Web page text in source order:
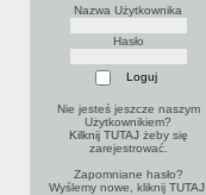
Nazwa Użytkownika
Hasło
Nie jesteś jeszcze naszym
Użytkownikiem?
Kilknij TUTAJżeby się
zarejestrować.
Zapomniane hasło?
Wyślemy nowe, kliknij TUTAJ.